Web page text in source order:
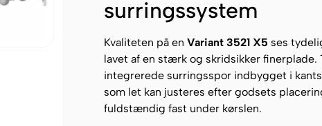
surringssystem
Kvaliteten på en Variant 3521 X5 ses
lavet af en stærk og skridsikker
integrerede surringsspor indbygget i
som let kan justeres efter godsets
fuldstændig fast under kørslen.